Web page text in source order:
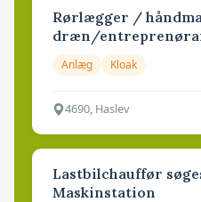
Rørlægger /
dræn/
Anlæg Kloak
4690, Haslev
Lastbilchauffør
Maskinstation